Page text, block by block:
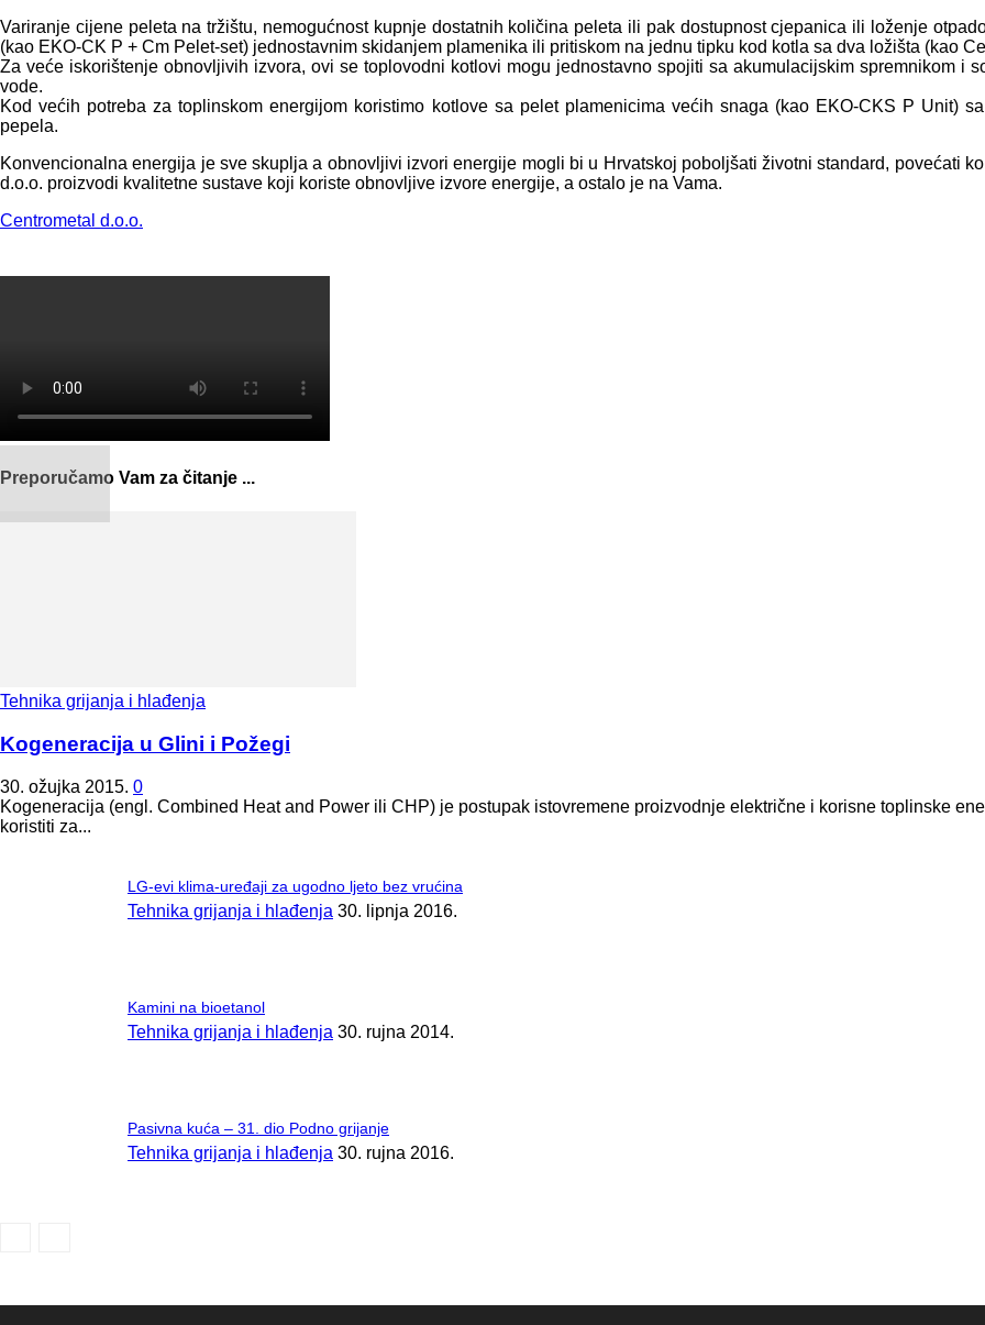
Variranje cijene peleta na tržištu, nemogućnost kupnje dostatnih količina peleta ili pak dostupnost cjepanica ili loženje
(kao EKO-CK P + Cm Pelet-set) jednostavnim skidanjem plamenika ili pritiskom na jednu tipku kod kotla sa dva ložišta (kao
Za veće iskorištenje obnovljivih izvora, ovi se toplovodni kotlovi mogu jednostavno spojiti sa akumulacijskim spremnikom i
vode.
Kod većih potreba za toplinskom energijom koristimo kotlove sa pelet plamenicima većih snaga (kao EKO-CKS P Unit)
pepela.
Konvencionalna energija je sve skuplja a obnovljivi izvori energije mogli bi u Hrvatskoj poboljšati životni standard, povećati
d.o.o. proizvodi kvalitetne sustave koji koriste obnovljive izvore energije, a ostalo je na Vama.
Centrometal d.o.o.
Preporučamo Vam za čitanje ...
Tehnika grijanja i hlađenja
Kogeneracija u Glini i Požegi
30. ožujka 2015. 0
Kogeneracija (engl. Combined Heat and Power ili CHP) je postupak istovremene proizvodnje električne i korisne toplinske
koristiti za...
LG-evi klima-uređaji za ugodno ljeto bez vrućina
Tehnika grijanja i hlađenja 30. lipnja 2016.
Kamini na bioetanol
Tehnika grijanja i hlađenja 30. rujna 2014.
Pasivna kuća – 31. dio Podno grijanje
Tehnika grijanja i hlađenja 30. rujna 2016.